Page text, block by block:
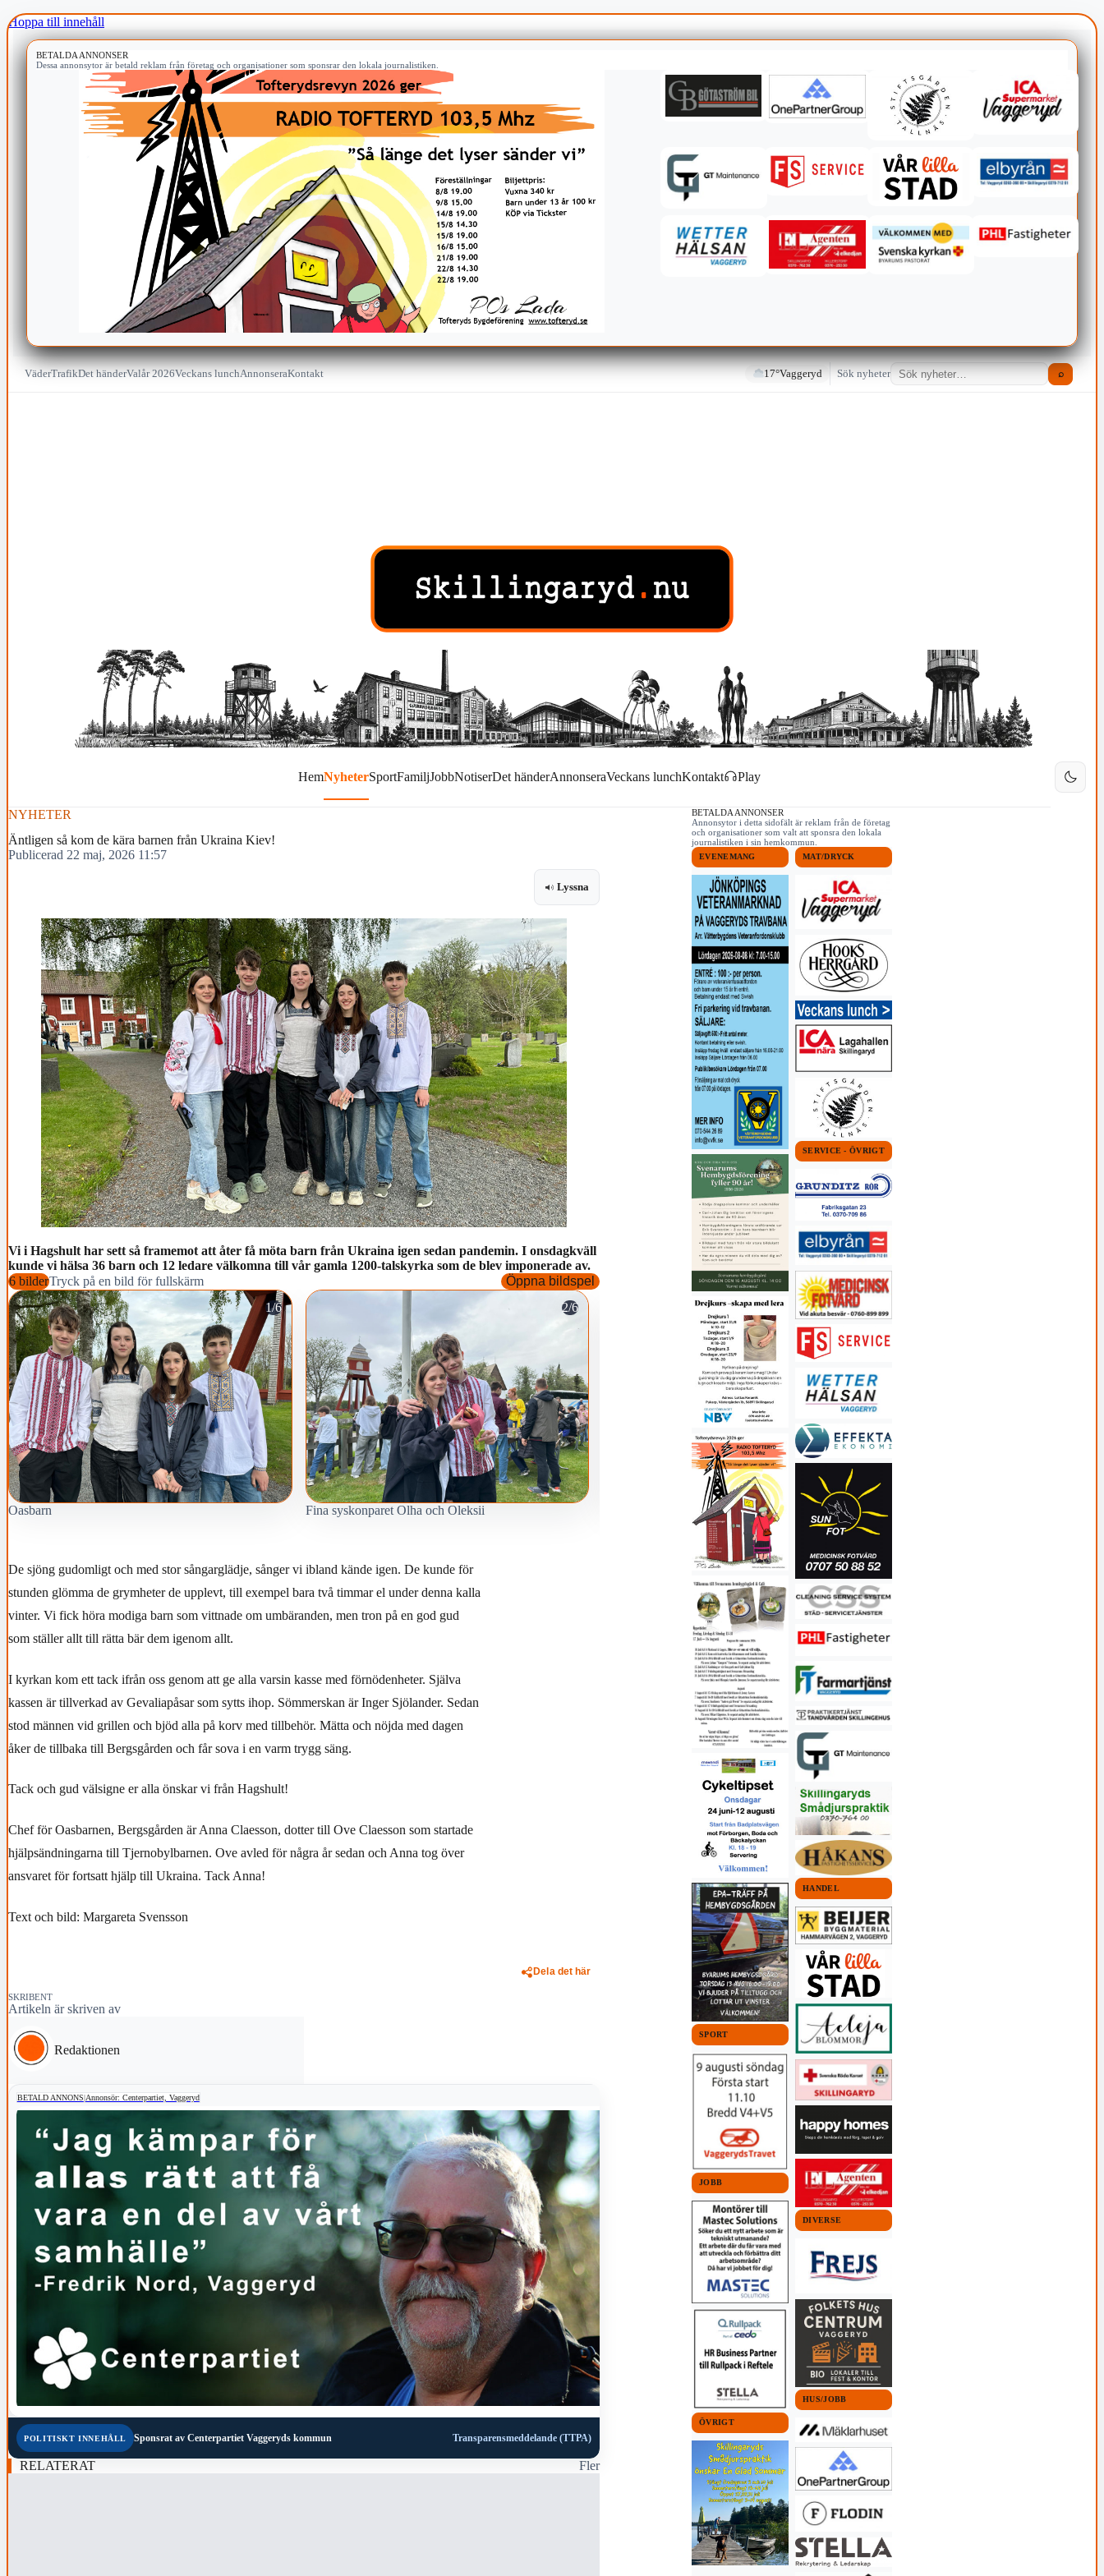
Hoppa till innehåll
BETALDA ANNONSER
Dessa annonsytor är betald reklam från företag och organisationer som sponsrar den lokala journalistiken.
VäderTrafikDet händerValår 2026Veckans lunchAnnonseraKontakt 17°Vaggeryd Sök nyheter ⌕
HemNyheterSportFamiljJobbNotiserDet händerAnnonseraVeckans lunchKontakt Play
NYHETER
Äntligen så kom de kära barnen från Ukraina Kiev!
Publicerad 22 maj, 2026 11:57
Lyssna
Vi i Hagshult har sett så framemot att åter få möta barn från Ukraina igen sedan pandemin. I onsdagkväll
kunde vi hälsa 36 barn och 12 ledare välkomna till vår gamla 1200-talskyrka som de blev imponerade av.
6 bilderTryck på en bild för fullskärm
Öppna bildspel
1/6
Oasbarn
2/6
Fina syskonparet Olha och Oleksii
3/6
Här mumsas det på grillad korv
De sjöng gudomligt och med stor sångarglädje, sånger vi ibland kände igen. De kunde för
stunden glömma de grymheter de upplevt, till exempel bara två timmar el under denna kalla
vinter. Vi fick höra modiga barn som vittnade om umbäranden, men tron på en god gud
som ställer allt till rätta bär dem igenom allt.
I kyrkan kom ett tack ifrån oss genom att ge alla varsin kasse med förnödenheter. Själva
kassen är tillverkad av Gevaliapåsar som sytts ihop. Sömmerskan är Inger Sjölander. Sedan
stod männen vid grillen och bjöd alla på korv med tillbehör. Mätta och nöjda med dagen
åker de tillbaka till Bergsgården och får sova i en varm trygg säng.
Tack och gud välsigne er alla önskar vi från Hagshult!
Chef för Oasbarnen, Bergsgården är Anna Claesson, dotter till Ove Claesson som startade
hjälpsändningarna till Tjernobylbarnen. Ove avled för några år sedan och Anna tog över
ansvaret för fortsatt hjälp till Ukraina. Tack Anna!
Text och bild: Margareta Svensson
Dela det här
SKRIBENT
Artikeln är skriven av
Redaktionen
BETALD ANNONS|Annonsör: Centerpartiet, Vaggeryd
POLITISKT INNEHÅLL Sponsrat av Centerpartiet Vaggeryds kommun Transparensmeddelande (TTPA)
RELATERAT Fler
BETALDA ANNONSER
Annonsytor i detta sidofält är reklam från de företag
och organisationer som valt att sponsra den lokala
journalistiken i sin hemkommun.
EVENEMANG
SPORT
JOBB
ÖVRIGT
MAT/DRYCK
SERVICE - ÖVRIGT
HANDEL
DIVERSE
HUS/JOBB